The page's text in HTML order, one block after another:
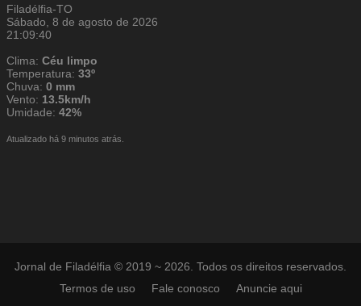
Filadélfia-TO
Sábado, 8 de agosto de 2026
21:09:40
Clima:Céu limpo
Temperatura:33º
Chuva:0 mm
Vento: 13.5km/h
Umidade:42%
Atualizado há 9 minutos atrás.
Jornal de Filadélfia © 2019 ~ 2026. Todos os direitos reservados.
Termos de uso
Fale conosco Anuncie aqui